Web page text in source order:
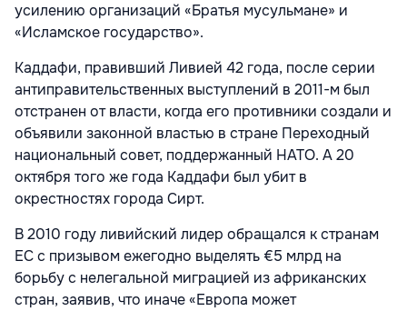
усилению организаций «Братья мусульмане» и
«Исламское государство».
Каддафи, правивший Ливией 42 года, после серии
антиправительственных выступлений в 2011-м был
отстранен от власти, когда его противники создали и
объявили законной властью в стране Переходный
национальный совет, поддержанный НАТО. А 20
октября того же года Каддафи был убит в
окрестностях города Сирт.
В 2010 году ливийский лидер обращался к странам
ЕС с призывом ежегодно выделять €5 млрд на
борьбу с нелегальной миграцией из африканских
стран, заявив, что иначе «Европа может